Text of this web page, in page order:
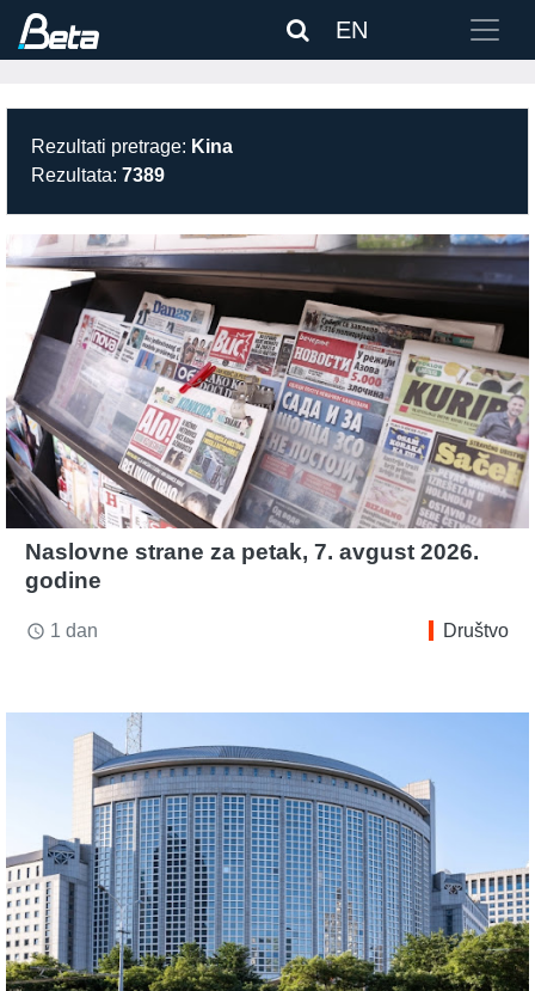
EN
Rezultati pretrage: Kina
Rezultata: 7389
Naslovne strane za petak, 7. avgust 2026.
godine
access_time 1 dan Društvo